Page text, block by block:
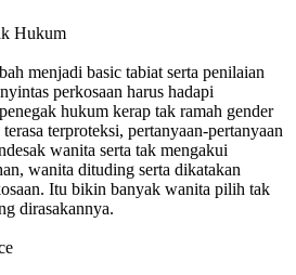
Hukum
menjadi basic tabiat serta penilaian
perkosaan harus hadapi
hukum kerap tak ramah gender
terproteksi, pertanyaan-pertanyaan
wanita serta tak mengakui
wanita dituding serta dikatakan
Itu bikin banyak wanita pilih tak
dirasakannya.